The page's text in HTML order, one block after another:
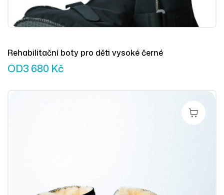
Rehabilitační boty pro děti vysoké černé
OD3 680 Kč
Výběr